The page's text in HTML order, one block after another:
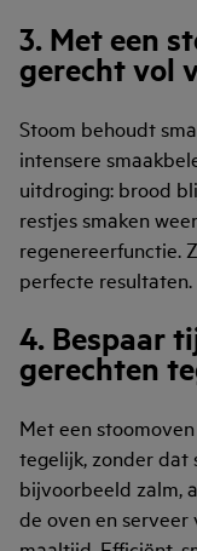
3. Met een
gerecht vol
Stoom behoudt
intensere
uitdroging: brood
restjes smaken
regenereerfunctie.
perfecte resultaten.
4. Bespaar
gerechten
Met een
tegelijk, zonder dat
bijvoorbeeld zalm,
de oven en serveer